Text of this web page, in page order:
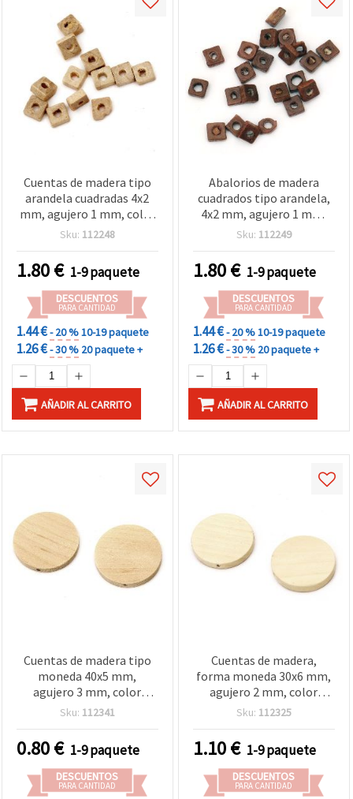
Cuentas de madera tipo
arandela cuadradas 4x2
mm, agujero 1 mm, color
madera natural - 20 g
Sku: 112248
1.80€ 1-9 paquete
DESCUENTOS
PARA CANTIDAD
1.44 €- 20 %10-19 paquete
1.26 €- 30 % 20 paquete +
AÑADIR AL CARRITO
Abalorios de madera
cuadrados tipo arandela,
4x2 mm, agujero 1 mm,
color marrón - 20 g (~995
Sku: 112249
1.80€ 1-9 paquete
DESCUENTOS
PARA CANTIDAD
1.44 €- 20 %10-19 paquete
1.26 €- 30 % 20 paquete +
AÑADIR AL CARRITO
Cuentas de madera tipo
moneda 40x5 mm,
agujero 3 mm, color
madera natural - 5 piezas
Sku: 112341
0.80€ 1-9 paquete
DESCUENTOS
PARA CANTIDAD
Cuentas de madera,
forma moneda 30x6 mm,
agujero 2 mm, color
madera natural - 10
Sku: 112325
1.10€ 1-9 paquete
DESCUENTOS
PARA CANTIDAD